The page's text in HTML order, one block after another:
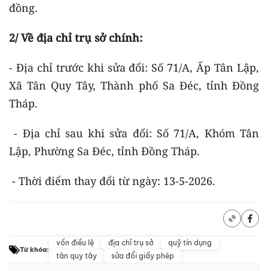
đồng.
2/ Về địa chỉ trụ sở chính:
- Địa chỉ trước khi sửa đổi: Số 71/A, Ấp Tân Lập,
Xã Tân Quy Tây, Thành phố Sa Đéc, tỉnh Đồng
Tháp.
- Địa chỉ sau khi sửa đổi: Số 71/A, Khóm Tân
Lập, Phường Sa Đéc, tỉnh Đồng Tháp.
- Thời điểm thay đổi từ ngày: 13-5-2026.
Từ khóa:
vốn điều lệ địa chỉ trụ sở
quỹ tín dụng
tân quy tây
sửa đổi giấy phép